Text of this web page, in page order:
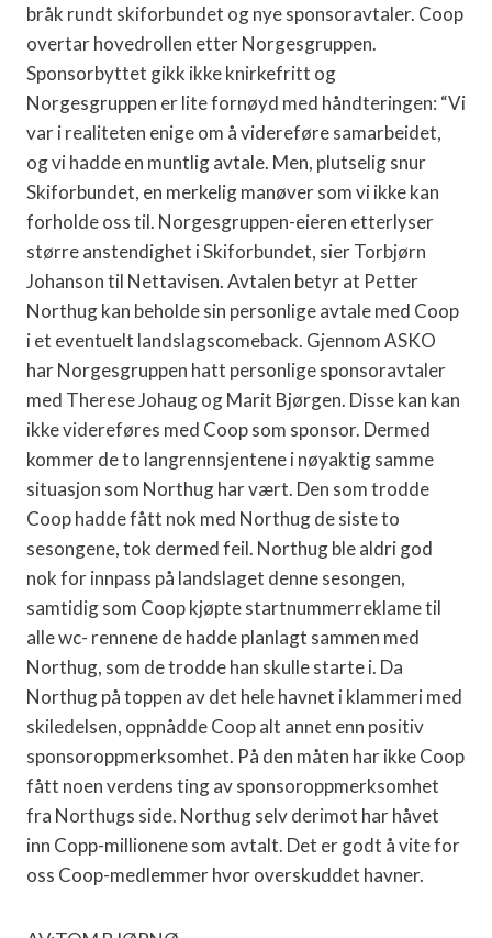
bråk rundt skiforbundet og nye sponsoravtaler. Coop
overtar hovedrollen etter Norgesgruppen.
Sponsorbyttet gikk ikke knirkefritt og
Norgesgruppen er lite fornøyd med håndteringen: “Vi
var i realiteten enige om å videreføre samarbeidet,
og vi hadde en muntlig avtale. Men, plutselig snur
Skiforbundet, en merkelig manøver som vi ikke kan
forholde oss til. Norgesgruppen-eieren etterlyser
større anstendighet i Skiforbundet, sier Torbjørn
Johanson til Nettavisen. Avtalen betyr at Petter
Northug kan beholde sin personlige avtale med Coop
i et eventuelt landslagscomeback. Gjennom ASKO
har Norgesgruppen hatt personlige sponsoravtaler
med Therese Johaug og Marit Bjørgen. Disse kan kan
ikke videreføres med Coop som sponsor. Dermed
kommer de to langrennsjentene i nøyaktig samme
situasjon som Northug har vært. Den som trodde
Coop hadde fått nok med Northug de siste to
sesongene, tok dermed feil. Northug ble aldri god
nok for innpass på landslaget denne sesongen,
samtidig som Coop kjøpte startnummerreklame til
alle wc- rennene de hadde planlagt sammen med
Northug, som de trodde han skulle starte i. Da
Northug på toppen av det hele havnet i klammeri med
skiledelsen, oppnådde Coop alt annet enn positiv
sponsoroppmerksomhet. På den måten har ikke Coop
fått noen verdens ting av sponsoroppmerksomhet
fra Northugs side. Northug selv derimot har håvet
inn Copp-millionene som avtalt. Det er godt å vite for
oss Coop-medlemmer hvor overskuddet havner.